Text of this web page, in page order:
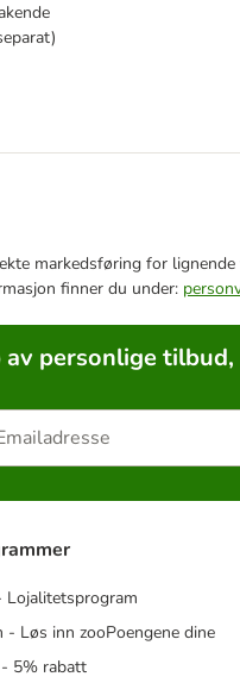
markedsføring for
finner du under:
personlige
Lojalitetsprogram
- Løs inn zooPoengene dine
5% rabatt